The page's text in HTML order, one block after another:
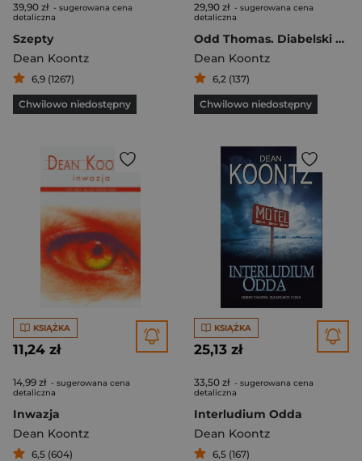
39,90 zł - sugerowana cena
detaliczna
Szepty
Dean Koontz
6,9 (1267)
Chwilowo niedostępny
29,90 zł - sugerowana cena
detaliczna
Odd Thomas. Diabelski pakt
Dean Koontz
6,2 (137)
Chwilowo niedostępny
KSIĄŻKA
11,24 zł
14,99 zł - sugerowana cena
detaliczna
Inwazja
Dean Koontz
6,5 (604)
KSIĄŻKA
25,13 zł
33,50 zł - sugerowana cena
detaliczna
Interludium Odda
Dean Koontz
6,5 (167)